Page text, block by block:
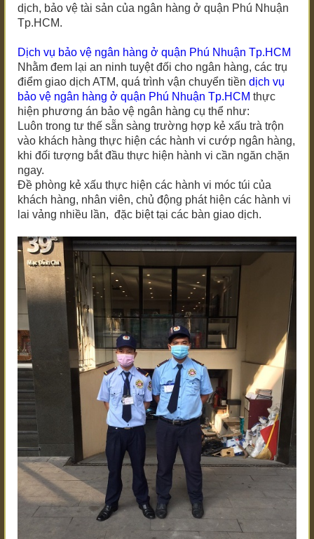
dịch, bảo vệ tài sản của ngân hàng ở quận Phú Nhuận
Tp.HCM.
Dịch vụ bảo vệ ngân hàng ở quận Phú Nhuận Tp.HCM
Nhằm đem lại an ninh tuyệt đối cho ngân hàng, các trụ
điểm giao dịch ATM, quá trình vận chuyển tiền dịch vụ
bảo vệ ngân hàng ở quận Phú Nhuận Tp.HCM thực
hiện phương án bảo vệ ngân hàng cụ thể như:
Luôn trong tư thế sẵn sàng trường hợp kẻ xấu trà trộn
vào khách hàng thực hiện các hành vi cướp ngân hàng,
khi đối tượng bắt đầu thực hiện hành vi cần ngăn chặn
ngay.
Đề phòng kẻ xấu thực hiện các hành vi móc túi của
khách hàng, nhân viên, chủ động phát hiện các hành vi
lai vảng nhiều lần, đặc biệt tại các bàn giao dịch.